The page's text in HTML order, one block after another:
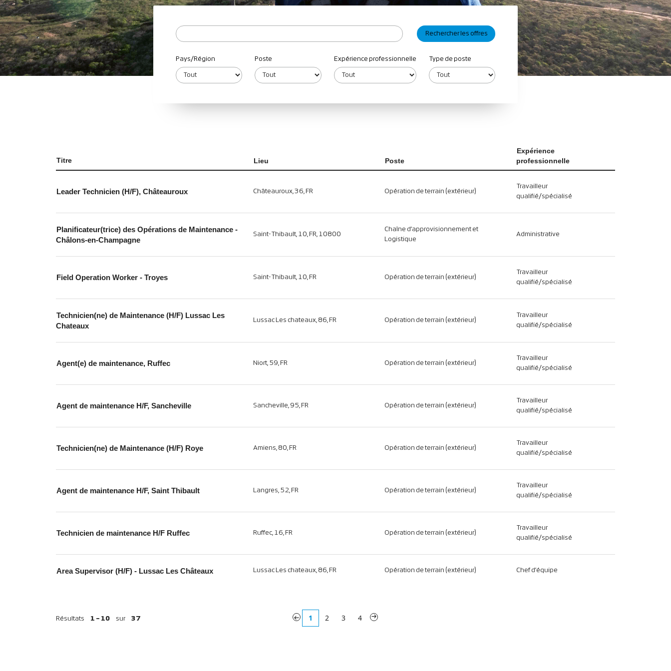
Pays/Région Poste Expérience professionnelle Type de poste
Titre Lieu Poste
Expérience
professionnelle
Leader Technicien (H/F), Châteauroux Châteauroux, 36, FR Opération de terrain (extérieur)
Travailleur
qualifié/spécialisé
Planificateur(trice) des Opérations de Maintenance -
Châlons-en-Champagne
Saint-Thibault, 10, FR, 10800
Chaîne d’approvisionnement et
Logistique
Administrative
Field Operation Worker - Troyes Saint-Thibault, 10, FR Opération de terrain (extérieur)
Travailleur
qualifié/spécialisé
Technicien(ne) de Maintenance (H/F) Lussac Les
Chateaux
Lussac Les chateaux, 86, FR Opération de terrain (extérieur)
Travailleur
qualifié/spécialisé
Agent(e) de maintenance, Ruffec Niort, 59, FR Opération de terrain (extérieur)
Travailleur
qualifié/spécialisé
Agent de maintenance H/F, Sancheville Sancheville, 95, FR Opération de terrain (extérieur)
Travailleur
qualifié/spécialisé
Technicien(ne) de Maintenance (H/F) Roye Amiens, 80, FR Opération de terrain (extérieur)
Travailleur
qualifié/spécialisé
Agent de maintenance H/F, Saint Thibault Langres, 52, FR Opération de terrain (extérieur)
Travailleur
qualifié/spécialisé
Technicien de maintenance H/F Ruffec Ruffec, 16, FR Opération de terrain (extérieur)
Travailleur
qualifié/spécialisé
Area Supervisor (H/F) - Lussac Les Châteaux Lussac Les chateaux, 86, FR Opération de terrain (extérieur) Chef d’équipe
Résultats 1 – 10 sur 37 « 1 2 3 4 »